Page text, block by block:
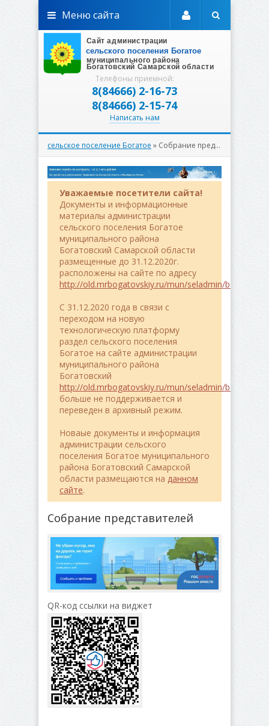
Телефоны приемной:
8(84666) 2-16-73
8(84666) 2-15-74
Написать нам
Меню сайта
сельское поселение Богатое » Собрание представителей
Уважаемые посетители сайта!
Документы и информационные
материалы администрации
сельского поселения Богатое
муниципального района
Богатовский Самарской области
размещенные до 31.12.2020г.
расположены на сайте по адресу
http://old.mrbogatovskiy.ru/mun/seladmin/bogatoe/
C 31.12.2020 года в связи с
переходом на новую
технологическую платформу
раздел сельского поселения
Богатое на сайте администрации
муниципального района
Богатовский
http://old.mrbogatovskiy.ru/mun/seladmin/bogatoe/
больше не поддерживается и
переведен в архивный режим.
Новаые документы и информация
администрации сельского
поселения Богатое муниципального
района Богатовский Самарской
области размещаются на данном
сайте.
Собрание представителей
QR-код ссылки на виджет